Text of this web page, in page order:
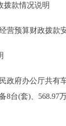
款情况说明
预算财政拨款
府办公厅共有车
8台(套)、568.97